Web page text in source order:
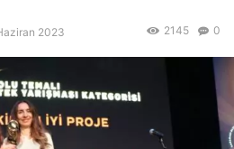
2023 0
2145